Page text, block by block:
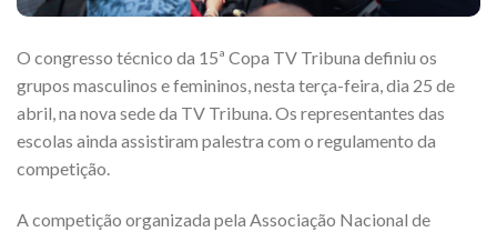
O congresso técnico da 15ª Copa TV Tribuna definiu os
grupos masculinos e femininos, nesta terça-feira, dia 25 de
abril, na nova sede da TV Tribuna. Os representantes das
escolas ainda assistiram palestra com o regulamento da
competição.
A competição organizada pela Associação Nacional de